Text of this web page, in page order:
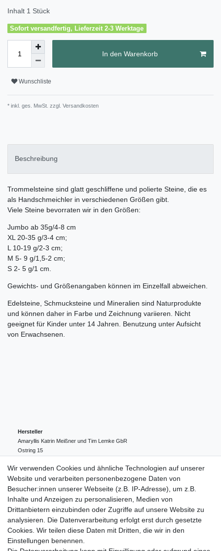
Inhalt 1 Stück
Sofort versandfertig, Lieferzeit 2-3 Werktage
In den Warenkorb
Wunschliste
* inkl. ges. MwSt. zzgl. Versandkosten
Beschreibung
Trommelsteine sind glatt geschliffene und polierte Steine, die es
als Handschmeichler in verschiedenen Größen gibt.
Viele Steine bevorraten wir in den Größen:
Jumbo ab 35g/4-8 cm
XL 20-35 g/3-4 cm;
L 10-19 g/2-3 cm;
M 5- 9 g/1,5-2 cm;
S 2- 5 g/1 cm.
Gewichts- und Größenangaben können im Einzelfall abweichen.
Edelsteine, Schmucksteine und Mineralien sind Naturprodukte
und können daher in Farbe und Zeichnung variieren. Nicht
geeignet für Kinder unter 14 Jahren. Benutzung unter Aufsicht
von Erwachsenen.
Hersteller
Amaryllis Katrin Meißner und Tim Lemke GbR
Ostring 15
004943548099856
amaryllis-eckernfoerde@t-online.de
EU-Verantwortlicher
Amaryllis Katrin Meißner und Tim Lemke GbR
Ostring
15
004943548099856
amaryllis-eckernfoerde@t-online.de
Wir verwenden Cookies und ähnliche Technologien auf unserer
Website und verarbeiten personenbezogene Daten von
Besucher:innen unserer Webseite (z.B. IP-Adresse), um z.B.
Inhalte und Anzeigen zu personalisieren, Medien von
Drittanbietern einzubinden oder Zugriffe auf unsere Website zu
analysieren. Die Datenverarbeitung erfolgt erst durch gesetzte
Cookies. Wir teilen diese Daten mit Dritten, die wir in den
Einstellungen benennen.